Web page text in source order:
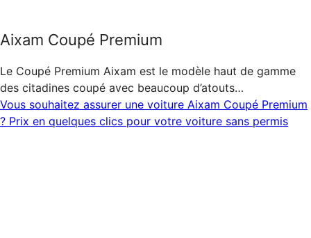
Aixam Coupé Premium
Le Coupé Premium Aixam est le modèle haut de gamme
des citadines coupé avec beaucoup d’atouts…
Vous souhaitez assurer une voiture Aixam Coupé Premium
? Prix en quelques clics pour votre voiture sans permis